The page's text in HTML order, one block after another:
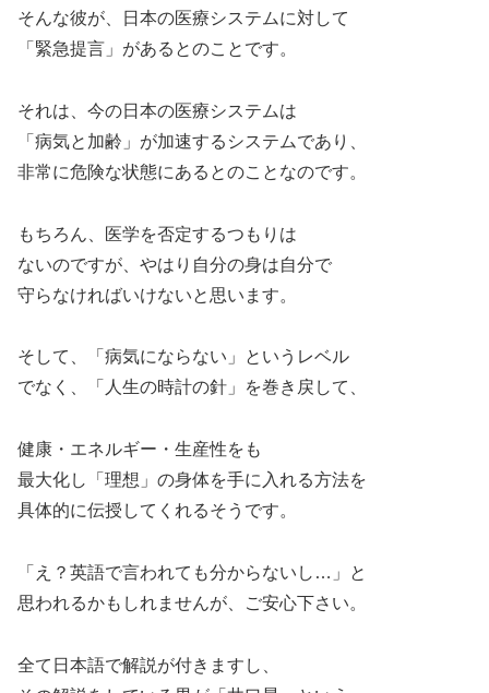
そんな彼が、日本の医療システムに対して
「緊急提言」があるとのことです。
それは、今の日本の医療システムは
「病気と加齢」が加速するシステムであり、
非常に危険な状態にあるとのことなのです。
もちろん、医学を否定するつもりは
ないのですが、やはり自分の身は自分で
守らなければいけないと思います。
そして、「病気にならない」というレベル
でなく、「人生の時計の針」を巻き戻して、
健康・エネルギー・生産性をも
最大化し「理想」の身体を手に入れる方法を
具体的に伝授してくれるそうです。
「え？英語で言われても分からないし…」と
思われるかもしれませんが、ご安心下さい。
全て日本語で解説が付きますし、